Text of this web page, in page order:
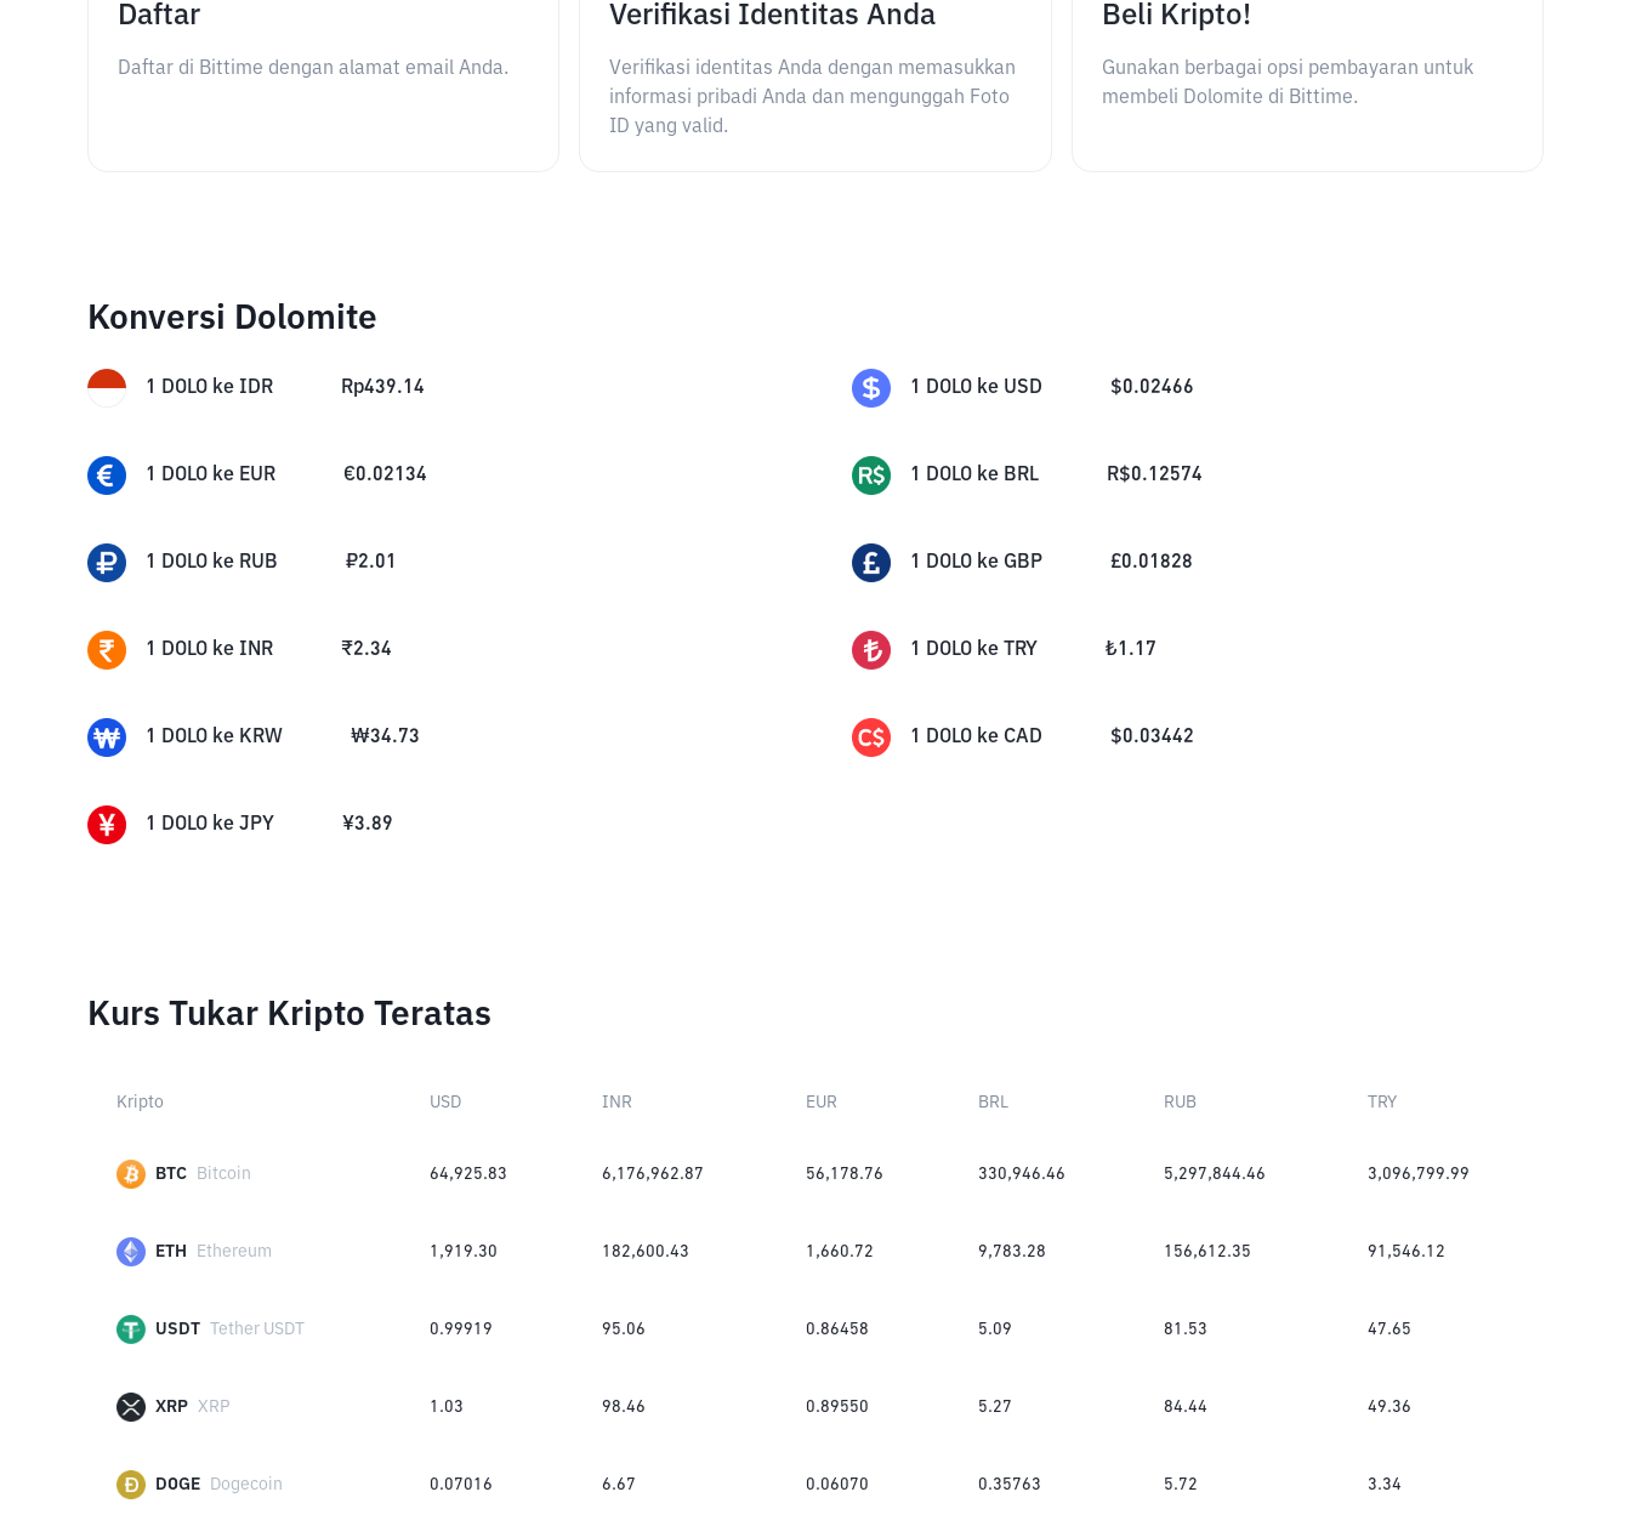
Daftar
Daftar di Bittime dengan alamat email Anda.
Verifikasi Identitas Anda
Verifikasi identitas Anda dengan memasukkan
informasi pribadi Anda dan mengunggah Foto
ID yang valid.
Beli Kripto!
Gunakan berbagai opsi pembayaran untuk
membeli Dolomite di Bittime.
Konversi Dolomite
1 DOLO ke IDR Rp439.14 1 DOLO ke USD $0.02466
1 DOLO ke EUR €0.02134 1 DOLO ke BRL R$0.12574
1 DOLO ke RUB ₽2.01 1 DOLO ke GBP £0.01828
1 DOLO ke INR ₹2.34 1 DOLO ke TRY ₺1.17
1 DOLO ke KRW ₩34.73 1 DOLO ke CAD $0.03442
1 DOLO ke JPY ¥3.89
Kurs Tukar Kripto Teratas
Kripto USD INR EUR BRL RUB TRY
BTC Bitcoin 64,925.83 6,176,962.87 56,178.76 330,946.46 5,297,844.46 3,096,799.99
ETH Ethereum 1,919.30 182,600.43 1,660.72 9,783.28 156,612.35 91,546.12
USDT Tether USDT 0.99919 95.06 0.86458 5.09 81.53 47.65
XRP XRP 1.03 98.46 0.89550 5.27 84.44 49.36
DOGE Dogecoin 0.07016 6.67 0.06070 0.35763 5.72 3.34